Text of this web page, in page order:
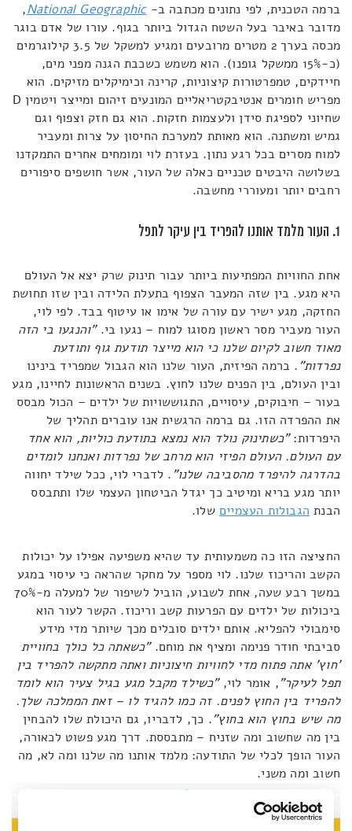
ברמה הטכנית, לפי נתונים מכתבה ב-National Geographic
,
מדובר באיבר בעל השטח הגדול ביותר בגוף. עורו של אדם בוגר
מכסה בערך 2 מטרים מרובעים ומגיע למשקל של 3.5 קילוגרמים
(כ-15% ממשקל גופנו). הוא משמש כשכבת הגנה מפני מים,
חיידקים, טמפרטורות קיצוניות, קרינה וכימיקלים מזיקים. הוא
מפריש חומרים אנטיבקטריאליים המונעים זיהום ומייצר ויטמין D
שחיוני לספיגת סידן ולעצמות חזקות. הוא גם חזק וצפוף וגם
גמיש ומשתנה. הוא מאותת למערכת החיסון על צרות ומעביר
למוח מסרים בכל רגע נתון. בעזרת לוי ומומחים אחרים התמקדנו
בשלושה היבטים טכניים כאלה של העור, אשר חושפים סיפורים
רחבים יותר ומעוררי מחשבה.
1. העור מלמד אותנו להפריד בין עיקר לתפל
אחת החוויות המפתיעות ביותר עבור תינוק שרק יצא אל העולם
היא מגע. בין שזה המעבר הצפוף בתעלת הלידה ובין שזו תחושת
החזקה, מגע ישיר עם עורה של אימו או עיטוף בבד. לפי לוי,
העור מעביר מסר ראשון מסוגו למוח – נגעו בי."והנגעו בי הזה
מאוד חשוב לקיום שלנו כי הוא מייצר תודעת גוף ותודעת
נפרדות". ברמה הפיזית, העור שלנו הוא הגבול שמפריד בינינו
ובין העולם, בין הפנים שלנו לחוץ. בשנים הראשונות לחיינו, מגע
בעור – חיבוקים, עיסויים, התגוששויות של ילדים – הכול מבסס
את ההפרדה הזו. גם ברמה הרגשית אנו עוברים תהליך של
היפרדות:"כשתינוק נולד הוא נמצא בתודעת כוליות, הוא אחד
עם העולם. העולם הפיזי הוא מרחב של נפרדות ואנחנו לומדים
בהדרגה להיפרד מהסביבה שלנו". לדברי לוי, ככל שילד יחווה
יותר מגע בריא ומיטיב כך יגדל הביטחון העצמי שלו ותתבסס
הבנת הגבולות העצמיים שלו.
החציצה הזו כה משמעותית עד שהיא משפיעה אפילו על יכולות
הקשב והריכוז שלנו. לוי מספר על מחקר שהראה כי עיסוי במגע
במשך רבע שעה, אחת לשבוע, הוביל לשיפור של למעלה מ-70%
ביכולות של ילדים עם הפרעות קשב וריכוז. הקשר לעור הוא
סימבולי להפליא. אותם ילדים סובלים מכך שיותר מדי מידע
סביבתי חודר פנימה ומציף את מוחם."כשאתה כל כולך בחוויית
'חוץ' אתה פתוח מדי לחוויות חיצוניות ואתה מתקשה להפריד בין
תפל לעיקר", אומר לוי,"כשילד מקבל מגע בגיל צעיר הוא לומד
להפריד בין החוץ לפנים. זה כמו להגיד לו – זאת הממלכה שלך.
מה שיש בחוץ הוא בחוץ". כך, לדבריו, גם היכולת שלו להבחין
בין מה שחשוב ומה שזניח – מתבססת. דרך מגע פשוט לכאורה,
העור הופך לכלי של התודעה: מלמד אותנו מה שלנו ומה לא, מה
חשוב ומה משני.